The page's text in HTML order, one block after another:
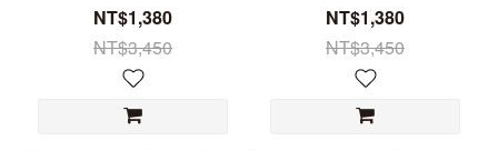
NT$1,380
NT$3,450
NT$1,380
NT$3,450